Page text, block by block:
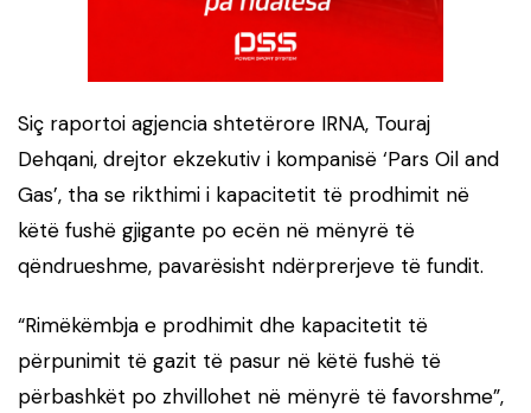
Siç raportoi agjencia shtetërore IRNA, Touraj
Dehqani, drejtor ekzekutiv i kompanisë ‘Pars Oil and
Gas’, tha se rikthimi i kapacitetit të prodhimit në
këtë fushë gjigante po ecën në mënyrë të
qëndrueshme, pavarësisht ndërprerjeve të fundit.
“Rimëkëmbja e prodhimit dhe kapacitetit të
përpunimit të gazit të pasur në këtë fushë të
përbashkët po zhvillohet në mënyrë të favorshme”,